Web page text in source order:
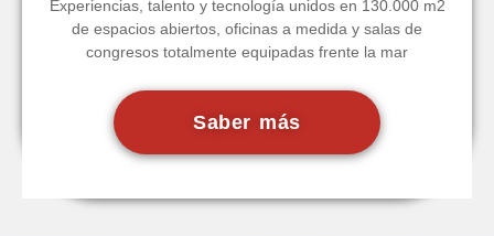
Experiencias, talento y tecnología unidos en 130.000 m2
de espacios abiertos, oficinas a medida y salas de
congresos totalmente equipadas frente la mar
Saber más